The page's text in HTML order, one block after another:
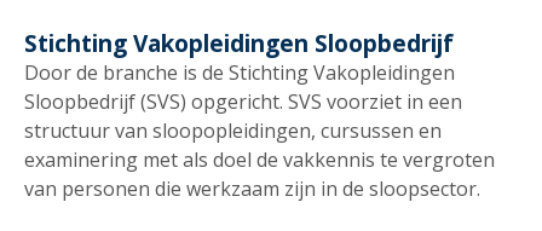
Stichting Vakopleidingen Sloopbedrijf
Door de branche is de Stichting Vakopleidingen
Sloopbedrijf (SVS) opgericht. SVS voorziet in een
structuur van sloopopleidingen, cursussen en
examinering met als doel de vakkennis te vergroten
van personen die werkzaam zijn in de sloopsector.